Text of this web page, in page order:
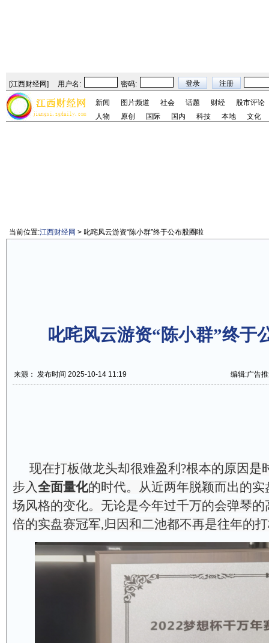
[江西财经网] 用户名: 密码:
新闻 图片频道 社会 话题 财经
股市评论
人物
原创 国际 国内 科技 本地 文化
当前位置:江西财经网 > 叱咤风云游资“陈小群”终于公布股圈啦
叱咤风云游资“陈小群”终于
来源： 发布时间 2025-10-14 11:19 编辑:广告
现在打板做龙头却很难盈利?根本的原因是
步入全面量化的时代。从近两年脱颖而出的
场风格的变化。无论是今年过千万的会弹琴的
倍的实盘赛冠军,归因和二池都不再是往年的